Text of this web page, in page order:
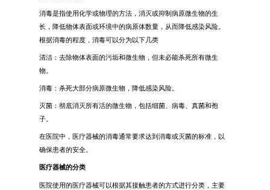
消毒是指使用化学或物理的方法，消灭或抑制病原微生物的生
长，降低物体表面或环境中的病原体数量，从而降低感染风险。
根据消毒的程度，消毒可以分为以下几类
清洁：去除物体表面的污垢和微生物，但未必能杀死所有微生
物。
消毒：杀死大部分病原微生物，降低感染风险。
灭菌：彻底消灭所有活的微生物，包括细菌、病毒、真菌和孢
子。
在医院中，医疗器械的消毒通常要求达到消毒或灭菌的标准，以
确保患者的安全。
医疗器械的分类
医院使用的医疗器械可以根据其接触患者的方式进行分类，主要